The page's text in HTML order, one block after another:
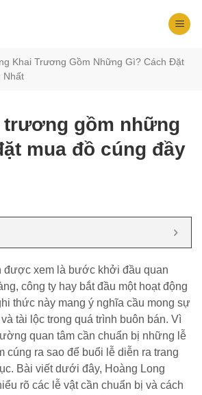
Khai Trương Gồm Những Gì? Cách Đặt
Nhất
trương gồm những
mua đồ cúng đầy
được xem là bước khởi đầu quan
công ty hay bắt đầu một hoạt động
thức này mang ý nghĩa cầu mong sự
tài lộc trong quá trình buôn bán. Vì
quan tâm cần chuẩn bị những lễ
cúng ra sao để buổi lễ diễn ra trang
Bài viết dưới đây, Hoàng Long
rõ các lễ vật cần chuẩn bị và cách